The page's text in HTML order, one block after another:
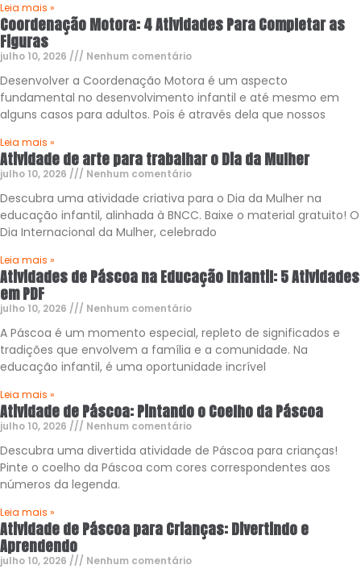
Leia mais »
Coordenação Motora: 4 Atividades Para Completar as
Figuras
julho 10, 2026 Nenhum comentário
Desenvolver a Coordenação Motora é um aspecto
fundamental no desenvolvimento infantil e até mesmo em
alguns casos para adultos. Pois é através dela que nossos
Leia mais »
Atividade de arte para trabalhar o Dia da Mulher
julho 10, 2026 Nenhum comentário
Descubra uma atividade criativa para o Dia da Mulher na
educação infantil, alinhada à BNCC. Baixe o material gratuito! O
Dia Internacional da Mulher, celebrado
Leia mais »
Atividades de Páscoa na Educação Infantil: 5 Atividades
em PDF
julho 10, 2026 Nenhum comentário
A Páscoa é um momento especial, repleto de significados e
tradições que envolvem a família e a comunidade. Na
educação infantil, é uma oportunidade incrível
Leia mais »
Atividade de Páscoa: Pintando o Coelho da Páscoa
julho 10, 2026 Nenhum comentário
Descubra uma divertida atividade de Páscoa para crianças!
Pinte o coelho da Páscoa com cores correspondentes aos
números da legenda.
Leia mais »
Atividade de Páscoa para Crianças: Divertindo e
Aprendendo
julho 10, 2026 Nenhum comentário